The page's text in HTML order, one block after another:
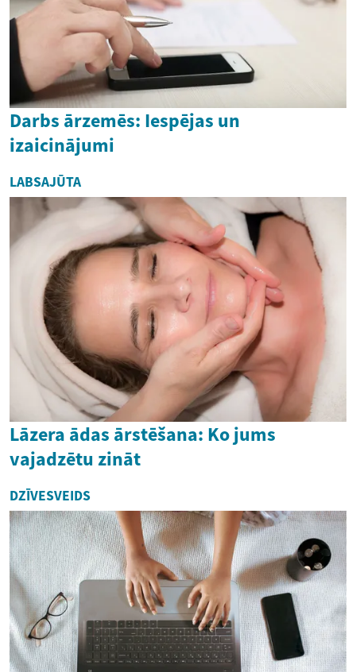
Darbs ārzemēs: Iespējas un
izaicinājumi
LABSAJŪTA
Lāzera ādas ārstēšana: Ko jums
vajadzētu zināt
DZĪVESVEIDS